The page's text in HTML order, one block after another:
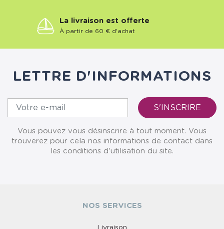
La livraison est offerte
À partir de 60 € d'achat
LETTRE D'INFORMATIONS
Vous pouvez vous désinscrire à tout moment. Vous
trouverez pour cela nos informations de contact dans
les conditions d'utilisation du site.
NOS SERVICES
Livraison